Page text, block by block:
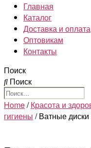
Главная
Каталог
Доставка и оплата
Оптовикам
Контакты
Поиск
Поиск
Home/Красота и
гигиены / Ватные